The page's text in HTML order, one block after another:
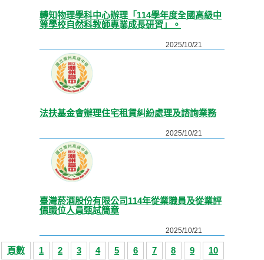
轉知物理學科中心辦理「114學年度全國高級中
等學校自然科教師專業成長研習」。
2025/10/21
法扶基金會辦理住宅租賃糾紛處理及諮詢業務
2025/10/21
臺灣菸酒股份有限公司114年從業職員及從業評
價職位人員甄試簡章
2025/10/21
頁數 1 2 3 4 5 6 7 8 9 10